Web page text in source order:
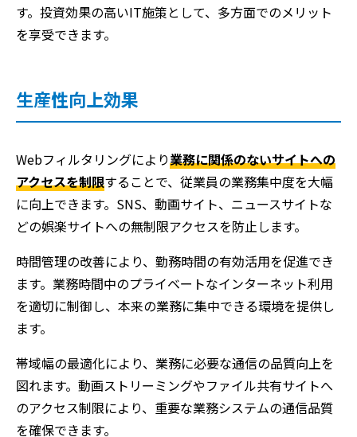
す。投資効果の高いIT施策として、多方面でのメリット
を享受できます。
生産性向上効果
Webフィルタリングにより業務に関係のないサイトへの
アクセスを制限することで、従業員の業務集中度を大幅
に向上できます。SNS、動画サイト、ニュースサイトな
どの娯楽サイトへの無制限アクセスを防止します。
時間管理の改善により、勤務時間の有効活用を促進でき
ます。業務時間中のプライベートなインターネット利用
を適切に制御し、本来の業務に集中できる環境を提供し
ます。
帯域幅の最適化により、業務に必要な通信の品質向上を
図れます。動画ストリーミングやファイル共有サイトへ
のアクセス制限により、重要な業務システムの通信品質
を確保できます。